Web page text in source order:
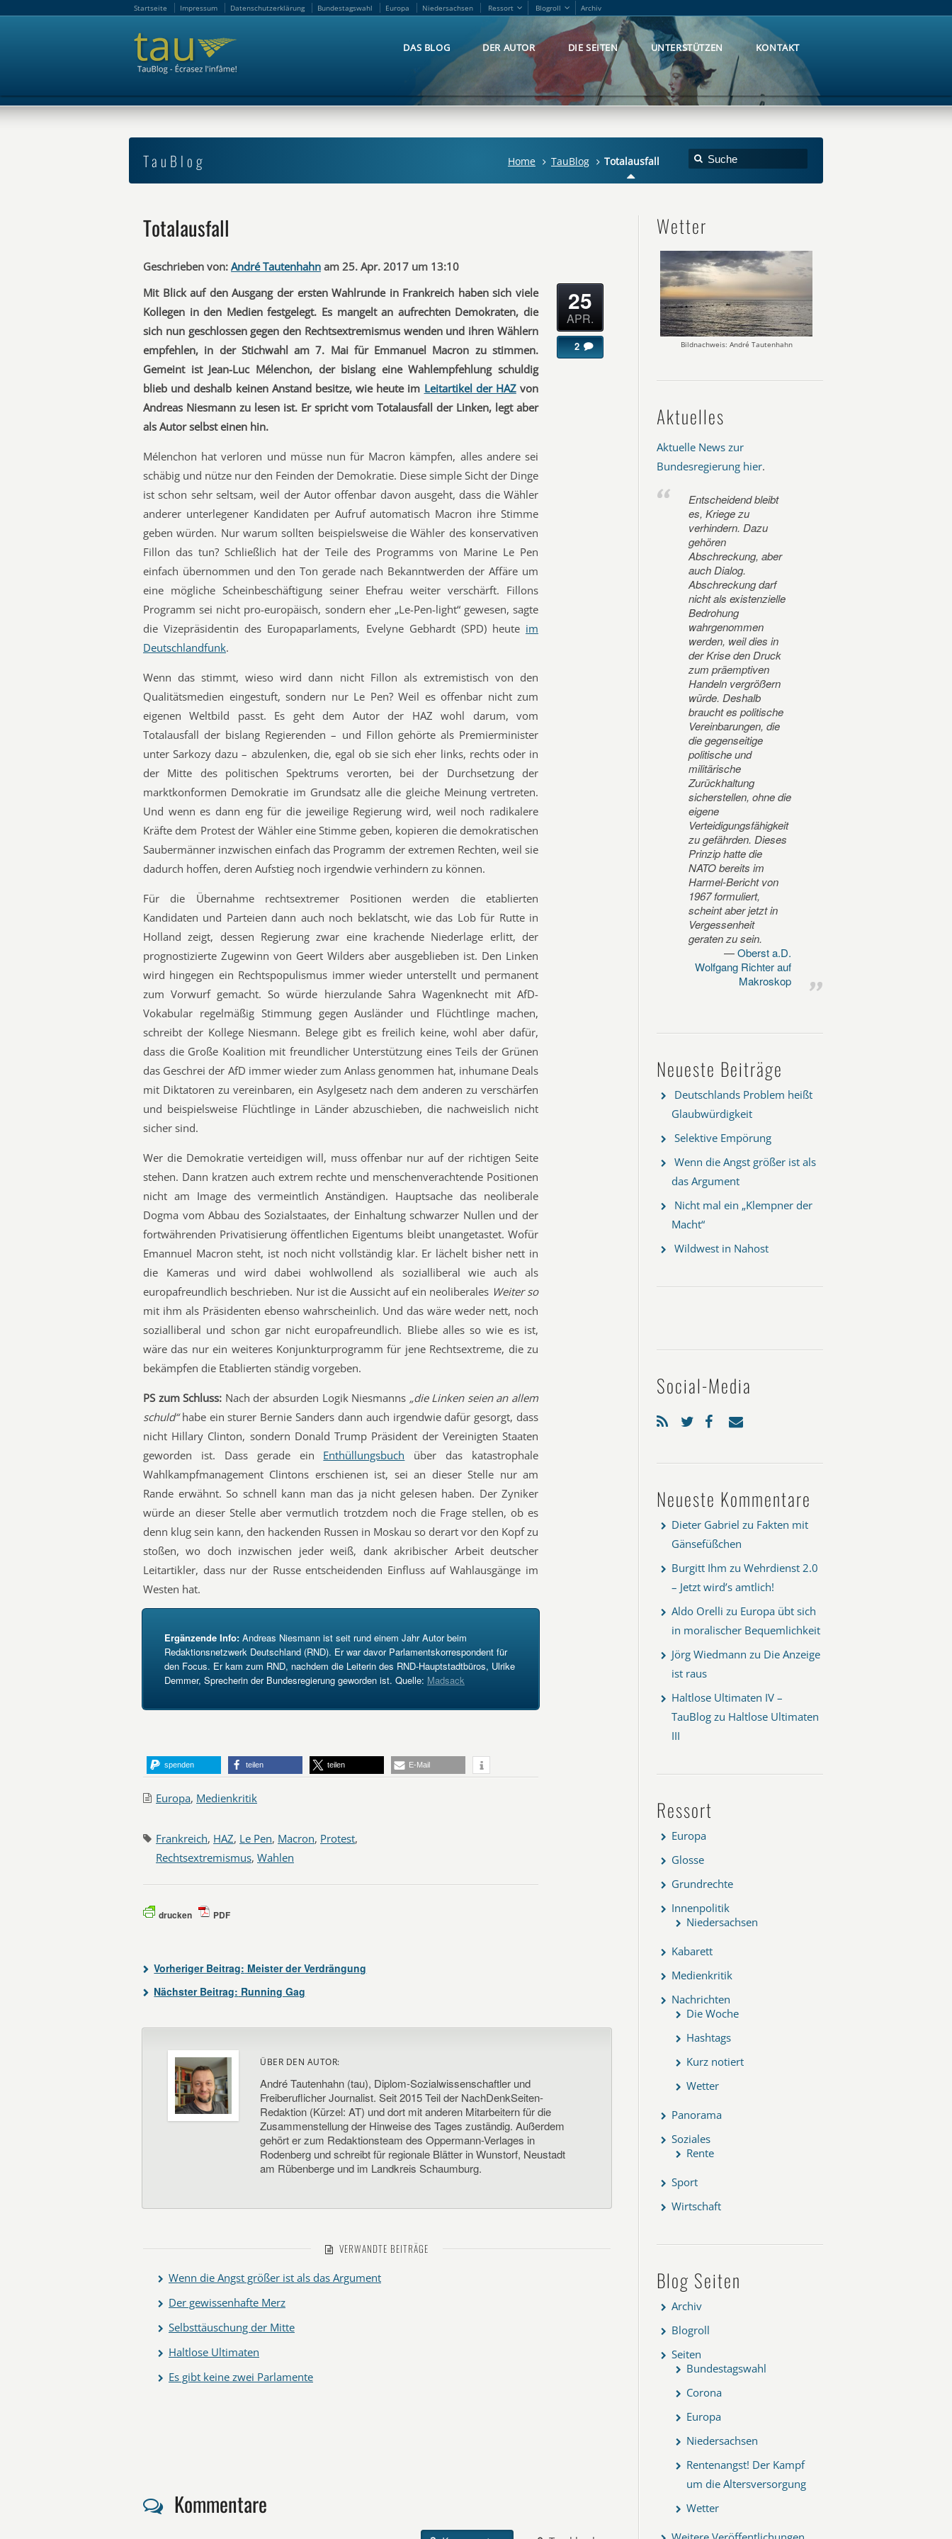
Startseite Impressum Datenschutzerklärung Bundestagswahl Europa Niedersachsen Ressort Blogroll Archiv
DAS BLOG DER AUTOR DIE SEITEN UNTERSTÜTZEN KONTAKT
TauBlog Home TauBlog Totalausfall
Totalausfall
Geschrieben von: André Tautenhahn am 25. Apr. 2017 um 13:10
Mit Blick auf den Ausgang der ersten Wahlrunde in Frankreich haben sich viele
Kollegen in den Medien festgelegt. Es mangelt an aufrechten Demokraten, die
sich nun geschlossen gegen den Rechtsextremismus wenden und ihren Wählern
empfehlen, in der Stichwahl am 7. Mai für Emmanuel Macron zu stimmen.
Gemeint ist Jean-Luc Mélenchon, der bislang eine Wahlempfehlung schuldig
blieb und deshalb keinen Anstand besitze, wie heute im Leitartikel der HAZvon
Andreas Niesmann zu lesen ist. Er spricht vom Totalausfall der Linken, legt aber
als Autor selbst einen hin.
Mélenchon hat verloren und müsse nun für Macron kämpfen, alles andere sei
schäbig und nütze nur den Feinden der Demokratie. Diese simple Sicht der Dinge
ist schon sehr seltsam, weil der Autor offenbar davon ausgeht, dass die Wähler
anderer unterlegener Kandidaten per Aufruf automatisch Macron ihre Stimme
geben würden. Nur warum sollten beispielsweise die Wähler des konservativen
Fillon das tun? Schließlich hat der Teile des Programms von Marine Le Pen
einfach übernommen und den Ton gerade nach Bekanntwerden der Affäre um
eine mögliche Scheinbeschäftigung seiner Ehefrau weiter verschärft. Fillons
Programm sei nicht pro-europäisch, sondern eher „Le-Pen-light“ gewesen, sagte
die Vizepräsidentin des Europaparlaments, Evelyne Gebhardt (SPD) heute im
Deutschlandfunk.
Wenn das stimmt, wieso wird dann nicht Fillon als extremistisch von den
Qualitätsmedien eingestuft, sondern nur Le Pen? Weil es offenbar nicht zum
eigenen Weltbild passt. Es geht dem Autor der HAZ wohl darum, vom
Totalausfall der bislang Regierenden – und Fillon gehörte als Premierminister
unter Sarkozy dazu – abzulenken, die, egal ob sie sich eher links, rechts oder in
der Mitte des politischen Spektrums verorten, bei der Durchsetzung der
marktkonformen Demokratie im Grundsatz alle die gleiche Meinung vertreten.
Und wenn es dann eng für die jeweilige Regierung wird, weil noch radikalere
Kräfte dem Protest der Wähler eine Stimme geben, kopieren die demokratischen
Saubermänner inzwischen einfach das Programm der extremen Rechten, weil sie
dadurch hoffen, deren Aufstieg noch irgendwie verhindern zu können.
Für die Übernahme rechtsextremer Positionen werden die etablierten
Kandidaten und Parteien dann auch noch beklatscht, wie das Lob für Rutte in
Holland zeigt, dessen Regierung zwar eine krachende Niederlage erlitt, der
prognostizierte Zugewinn von Geert Wilders aber ausgeblieben ist. Den Linken
wird hingegen ein Rechtspopulismus immer wieder unterstellt und permanent
zum Vorwurf gemacht. So würde hierzulande Sahra Wagenknecht mit AfD-
Vokabular regelmäßig Stimmung gegen Ausländer und Flüchtlinge machen,
schreibt der Kollege Niesmann. Belege gibt es freilich keine, wohl aber dafür,
dass die Große Koalition mit freundlicher Unterstützung eines Teils der Grünen
das Geschrei der AfD immer wieder zum Anlass genommen hat, inhumane Deals
mit Diktatoren zu vereinbaren, ein Asylgesetz nach dem anderen zu verschärfen
und beispielsweise Flüchtlinge in Länder abzuschieben, die nachweislich nicht
sicher sind.
Wer die Demokratie verteidigen will, muss offenbar nur auf der richtigen Seite
stehen. Dann kratzen auch extrem rechte und menschenverachtende Positionen
nicht am Image des vermeintlich Anständigen. Hauptsache das neoliberale
Dogma vom Abbau des Sozialstaates, der Einhaltung schwarzer Nullen und der
fortwährenden Privatisierung öffentlichen Eigentums bleibt unangetastet. Wofür
Emannuel Macron steht, ist noch nicht vollständig klar. Er lächelt bisher nett in
die Kameras und wird dabei wohlwollend als sozialliberal wie auch als
europafreundlich beschrieben. Nur ist die Aussicht auf ein neoliberales Weiter so
mit ihm als Präsidenten ebenso wahrscheinlich. Und das wäre weder nett, noch
sozialliberal und schon gar nicht europafreundlich. Bliebe alles so wie es ist,
wäre das nur ein weiteres Konjunkturprogramm für jene Rechtsextreme, die zu
bekämpfen die Etablierten ständig vorgeben.
PS zum Schluss: Nach der absurden Logik Niesmanns „die Linken seien an allem
schuld“habe ein sturer Bernie Sanders dann auch irgendwie dafür gesorgt, dass
nicht Hillary Clinton, sondern Donald Trump Präsident der Vereinigten Staaten
geworden ist. Dass gerade ein Enthüllungsbuch über das katastrophale
Wahlkampfmanagement Clintons erschienen ist, sei an dieser Stelle nur am
Rande erwähnt. So schnell kann man das ja nicht gelesen haben. Der Zyniker
würde an dieser Stelle aber vermutlich trotzdem noch die Frage stellen, ob es
denn klug sein kann, den hackenden Russen in Moskau so derart vor den Kopf zu
stoßen, wo doch inzwischen jeder weiß, dank akribischer Arbeit deutscher
Leitartikler, dass nur der Russe entscheidenden Einfluss auf Wahlausgänge im
Westen hat.
Ergänzende Info: Andreas Niesmann ist seit rund einem Jahr Autor beim
Redaktionsnetzwerk Deutschland (RND). Er war davor Parlamentskorrespondent für
den Focus. Er kam zum RND, nachdem die Leiterin des RND-Hauptstadtbüros, Ulrike
Demmer, Sprecherin der Bundesregierung geworden ist. Quelle: Madsack
spenden teilen teilen E-Mail
25
APR.
2
Europa, Medienkritik
Frankreich, HAZ, Le Pen, Macron, Protest,
Rechtsextremismus, Wahlen
drucken PDF
Vorheriger Beitrag: Meister der Verdrängung
Nächster Beitrag: Running Gag
ÜBER DEN AUTOR:
André Tautenhahn (tau), Diplom-Sozialwissenschaftler und
Freiberuflicher Journalist. Seit 2015 Teil der NachDenkSeiten-
Redaktion (Kürzel: AT) und dort mit anderen Mitarbeitern für die
Zusammenstellung der Hinweise des Tages zuständig. Außerdem
gehört er zum Redaktionsteam des Oppermann-Verlages in
Rodenberg und schreibt für regionale Blätter in Wunstorf, Neustadt
am Rübenberge und im Landkreis Schaumburg.
VERWANDTE BEITRÄGE
Wenn die Angst größer ist als das Argument
Der gewissenhafte Merz
Selbsttäuschung der Mitte
Haltlose Ultimaten
Es gibt keine zwei Parlamente
Kommentare
Wetter
Bildnachweis: André Tautenhahn
Aktuelles
Aktuelle News zur
Bundesregierung hier.
Entscheidend bleibt
es, Kriege zu
verhindern. Dazu
gehören
Abschreckung, aber
auch Dialog.
Abschreckung darf
nicht als existenzielle
Bedrohung
wahrgenommen
werden, weil dies in
der Krise den Druck
zum präemptiven
Handeln vergrößern
würde. Deshalb
braucht es politische
Vereinbarungen, die
die gegenseitige
politische und
militärische
Zurückhaltung
sicherstellen, ohne die
eigene
Verteidigungsfähigkeit
zu gefährden. Dieses
Prinzip hatte die
NATO bereits im
Harmel-Bericht von
1967 formuliert,
scheint aber jetzt in
Vergessenheit
geraten zu sein.
Oberst a.D.
Wolfgang Richter auf
Makroskop
Neueste Beiträge
Deutschlands Problem heißt
Glaubwürdigkeit
Selektive Empörung
Wenn die Angst größer ist als
das Argument
Nicht mal ein „Klempner der
Macht“
Wildwest in Nahost
Social-Media
Neueste Kommentare
Dieter Gabriel zu Fakten mit
Gänsefüßchen
Burgitt Ihm zu Wehrdienst 2.0
– Jetzt wird’s amtlich!
Aldo Orelli zu Europa übt sich
in moralischer Bequemlichkeit
Jörg Wiedmann zu Die Anzeige
ist raus
Haltlose Ultimaten IV –
TauBlog zu Haltlose Ultimaten
III
Ressort
Europa
Glosse
Grundrechte
Innenpolitik
Niedersachsen
Kabarett
Medienkritik
Nachrichten
Die Woche
Hashtags
Kurz notiert
Wetter
Panorama
Soziales
Rente
Sport
Wirtschaft
Blog Seiten
Archiv
Blogroll
Seiten
Bundestagswahl
Corona
Europa
Niedersachsen
Rentenangst! Der Kampf
um die Altersversorgung
Wetter
Startseite Impressum Datenschutzerklärung Bundestagswahl Europa Niedersachsen Ressort Blogroll Archiv
DAS BLOG DER AUTOR DIE SEITEN UNTERSTÜTZEN KONTAKT